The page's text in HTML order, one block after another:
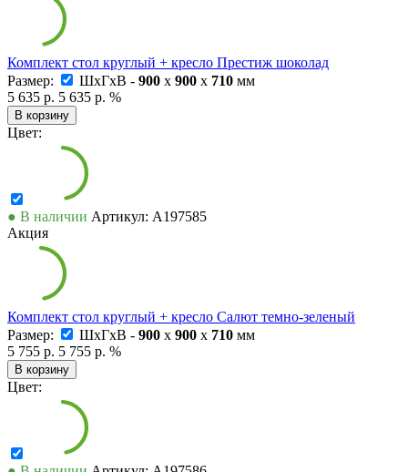
Комплект стол круглый + кресло Престиж шоколад
Размер:
ШxГxВ - 900 x 900 x 710 мм
5 635 р. 5 635 р. %
В корзину
Цвет:
● В наличии Артикул: А197585
Акция
Комплект стол круглый + кресло Салют темно-зеленый
Размер:
ШxГxВ - 900 x 900 x 710 мм
5 755 р. 5 755 р. %
В корзину
Цвет: